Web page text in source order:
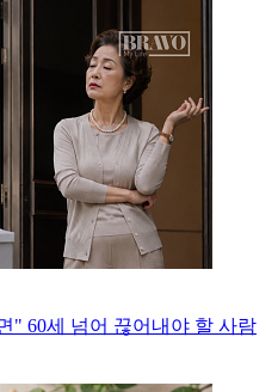
" 60세 넘어 끊어내야 할 사람